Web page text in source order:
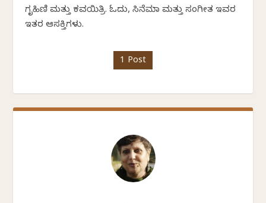
ಗೃಹಿಣಿ ಮತ್ತು ಕವಯಿತ್ರಿ. ಓದು, ಸಿನೆಮಾ ಮತ್ತು ಸಂಗೀತ ಇವರ
ಇತರ ಆಸಕ್ತಿಗಳು.
1 Post